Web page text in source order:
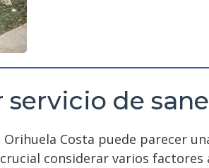
de
Costa puede parecer
considerar varios